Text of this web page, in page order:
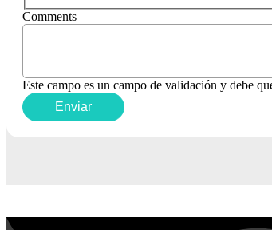
Comments
Este campo es un campo de validación y debe